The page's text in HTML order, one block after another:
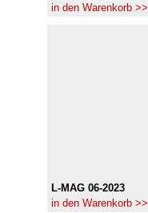
in den Warenkorb >>
L-MAG 06-2023
in den Warenkorb >>